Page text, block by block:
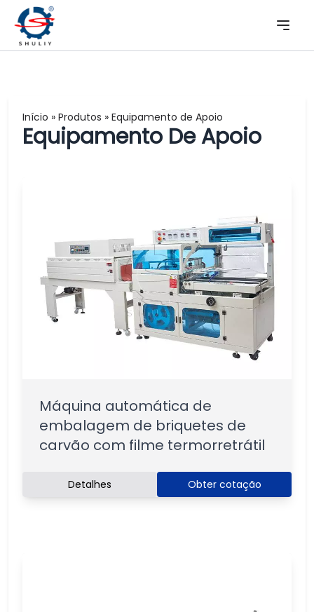
Início » Produtos » Equipamento de Apoio
Equipamento De Apoio
Máquina automática de
embalagem de briquetes de
carvão com filme termorretrátil
Detalhes Obter cotação